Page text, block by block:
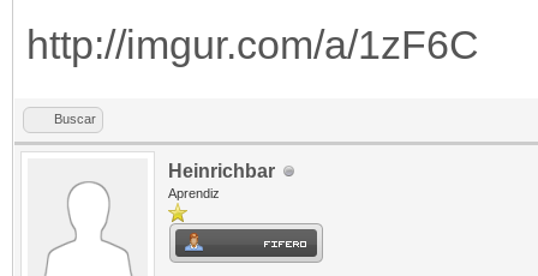
http://imgur.com/a/1zF6C
Buscar
Heinrichbar
Aprendiz